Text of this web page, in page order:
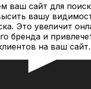
ваш сайт для
вашу
Это увеличит
бренда и
на ваш сайт.